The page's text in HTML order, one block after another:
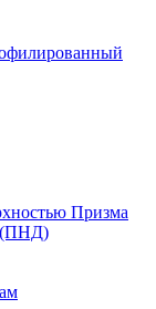
Призма
(ПНД)